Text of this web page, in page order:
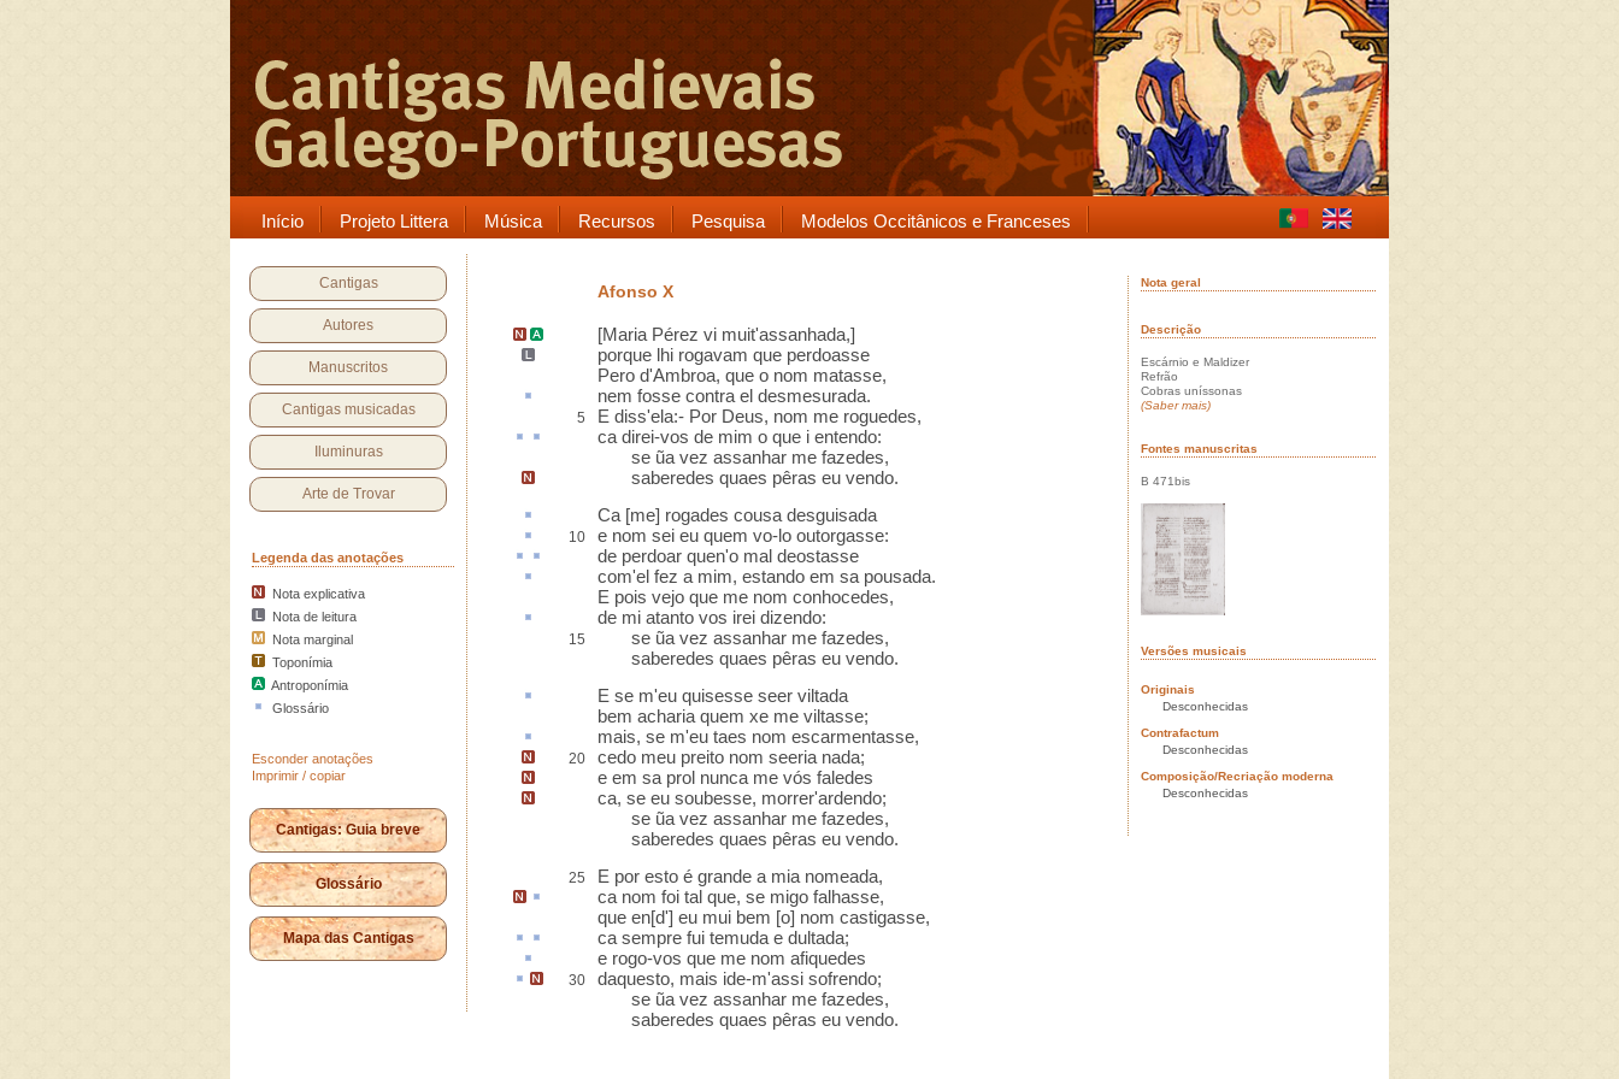
Início Projeto Littera Música Recursos Pesquisa Modelos Occitânicos e Franceses
Cantigas
Autores
Manuscritos
Cantigas musicadas
Iluminuras
Arte de Trovar
Legenda das anotações
Nota explicativa
Nota de leitura
Nota marginal
Toponímia
Antroponímia
Glossário
Esconder anotações
Imprimir / copiar
Cantigas: Guia breve
Glossário
Mapa das Cantigas
Afonso X
[Maria Pérez vi muit'assanhada,]
porque lhi rogavam que perdoasse
Pero d'Ambroa, que o nom matasse,
nem fosse contra el desmesurada.
5
E diss'ela:- Por Deus, nom me roguedes,
ca direi-vos de mim o que i entendo:
se ũa vez assanhar me fazedes,
saberedes quaes pêras eu vendo.
Ca [me] rogades cousa desguisada
10 e nom sei eu quem vo-lo outorgasse:
de perdoar quen'o mal deostasse
com'el fez a mim, estando em sa pousada.
E pois vejo que me nom conhocedes,
de mi atanto vos irei dizendo:
15
se ũa vez assanhar me fazedes,
saberedes quaes pêras eu vendo.
E se m'eu quisesse seer viltada
bem acharia quem xe me viltasse;
mais, se m'eu taes nom escarmentasse,
20 cedo meu preito nom seeria nada;
e em sa prol nunca me vós faledes
ca, se eu soubesse, morrer'ardendo;
se ũa vez assanhar me fazedes,
saberedes quaes pêras eu vendo.
25
E por esto é grande a mia nomeada,
ca nom foi tal que, se migo falhasse,
que en[d'] eu mui bem [o] nom castigasse,
ca sempre fui temuda e dultada;
e rogo-vos que me nom afiquedes
30 daquesto, mais ide-m'assi sofrendo;
se ũa vez assanhar me fazedes,
saberedes quaes pêras eu vendo.
Nota geral
Descrição
Escárnio e Maldizer
Refrão
Cobras uníssonas
(Saber mais)
Fontes manuscritas
B 471bis
Versões musicais
Originais
Desconhecidas
Contrafactum
Desconhecidas
Composição/Recriação moderna
Desconhecidas